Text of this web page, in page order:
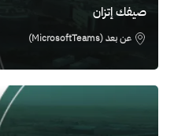
صيفك إتزان
عن بعد (MicrosoftTeams)
الصورة